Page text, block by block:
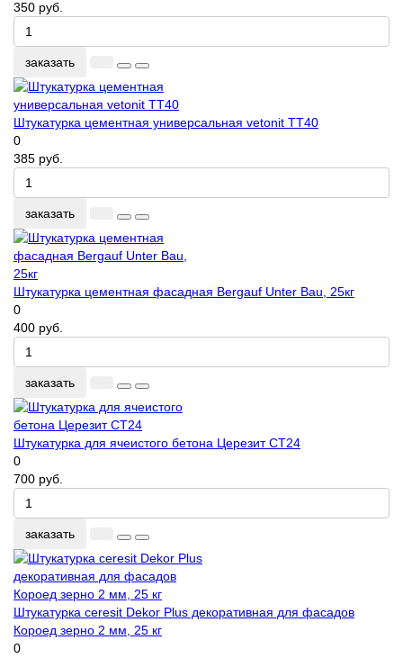
350 руб.
заказать
Штукатурка цементная универсальная vetonit TT40
0
385 руб.
заказать
Штукатурка цементная фасадная Bergauf Unter Bau, 25кг
0
400 руб.
заказать
Штукатурка для ячеистого бетона Церезит CT24
0
700 руб.
заказать
Штукатурка ceresit Dekor Plus декоративная для фасадов
Короед зерно 2 мм, 25 кг
0